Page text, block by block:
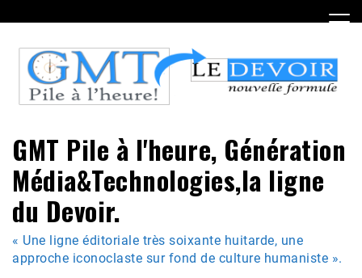
to
content
GMT Pile à l'heure, Génération
Média&Technologies,la ligne
du Devoir.
« Une ligne éditoriale très soixante huitarde, une
approche iconoclaste sur fond de culture humaniste ».